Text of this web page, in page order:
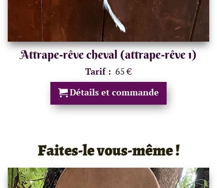
Attrape-rêve cheval (attrape-rêve 1)
Tarif : 65 €
Détails et commande
Faites-le vous-même !